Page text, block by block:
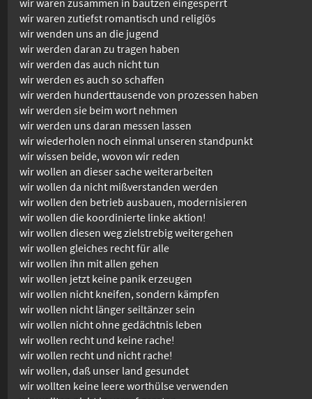
wir waren zutiefst romantisch und religiös
wir wenden uns an die jugend
wir werden daran zu tragen haben
wir werden das auch nicht tun
wir werden es auch so schaffen
wir werden hunderttausende von prozessen haben
wir werden sie beim wort nehmen
wir werden uns daran messen lassen
wir wiederholen noch einmal unseren standpunkt
wir wissen beide, wovon wir reden
wir wollen an dieser sache weiterarbeiten
wir wollen da nicht mißverstanden werden
wir wollen den betrieb ausbauen, modernisieren
wir wollen die koordinierte linke aktion!
wir wollen diesen weg zielstrebig weitergehen
wir wollen gleiches recht für alle
wir wollen ihn mit allen gehen
wir wollen jetzt keine panik erzeugen
wir wollen nicht kneifen, sondern kämpfen
wir wollen nicht länger seiltänzer sein
wir wollen nicht ohne gedächtnis leben
wir wollen recht und keine rache!
wir wollen recht und nicht rache!
wir wollen, daß unser land gesundet
wir wollten keine leere worthülse verwenden